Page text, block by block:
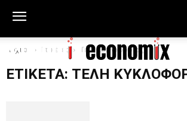
Αρχική Ετικέτες Τέλη κυκλοφορίας
ΕΤΙΚΈΤΑ: ΤΈΛΗ